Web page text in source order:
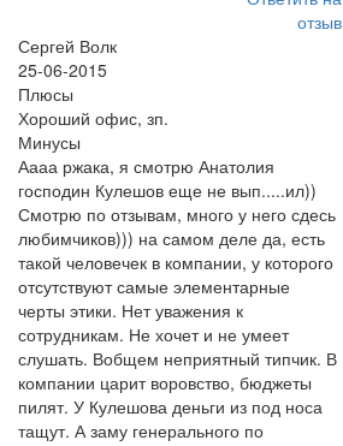
отзыв
Сергей Волк
25-06-2015
Плюсы
Хороший офис, зп.
Минусы
Аааа ржака, я смотрю Анатолия
господин Кулешов еще не вып.....ил))
Смотрю по отзывам, много у него сдесь
любимчиков))) на самом деле да, есть
такой человечек в компании, у которого
отсутствуют самые элементарные
черты этики. Нет уважения к
сотрудникам. Не хочет и не умеет
слушать. Вобщем неприятный типчик. В
компании царит воровство, бюджеты
пилят. У Кулешова деньги из под носа
тащут. А заму генерального по